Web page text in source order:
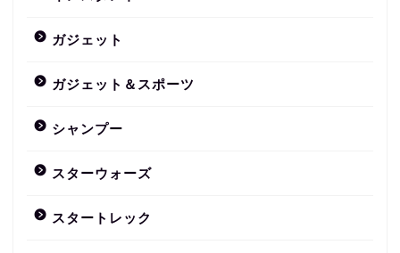
ガジェット
ガジェット＆スポーツ
シャンプー
スターウォーズ
スタートレック